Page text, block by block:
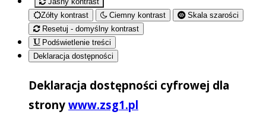
Zółty kontrast
Ciemny kontrast
Skala szarości
Resetuj - domyślny kontrast
Podświetlenie treści
Deklaracja dostępności
Deklaracja dostępności cyfrowej dla
strony www.zsg1.pl